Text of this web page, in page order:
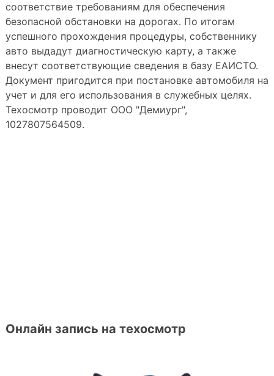
соответствие требованиям для обеспечения
безопасной обстановки на дорогах. По итогам
успешного прохождения процедуры, собственнику
авто выдадут диагностическую карту, а также
внесут соответствующие сведения в базу ЕАИСТО.
Документ пригодится при постановке автомобиля на
учет и для его использования в служебных целях.
Техосмотр проводит ООО "Демиург",
1027807564509.
Онлайн запись на техосмотр